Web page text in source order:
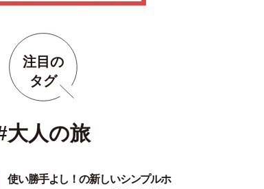
注目の
タグ
大人の旅
使い勝手よし！の新しいシンプルホ